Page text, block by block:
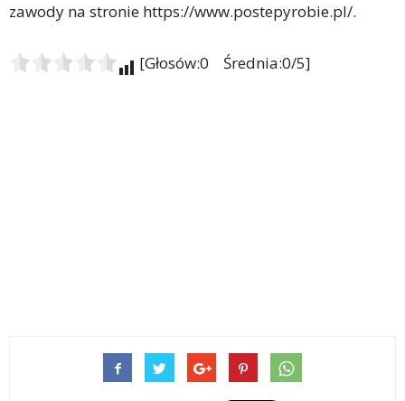
zawody na stronie https://www.postepyrobie.pl/.
[Głosów:0 Średnia:0/5]